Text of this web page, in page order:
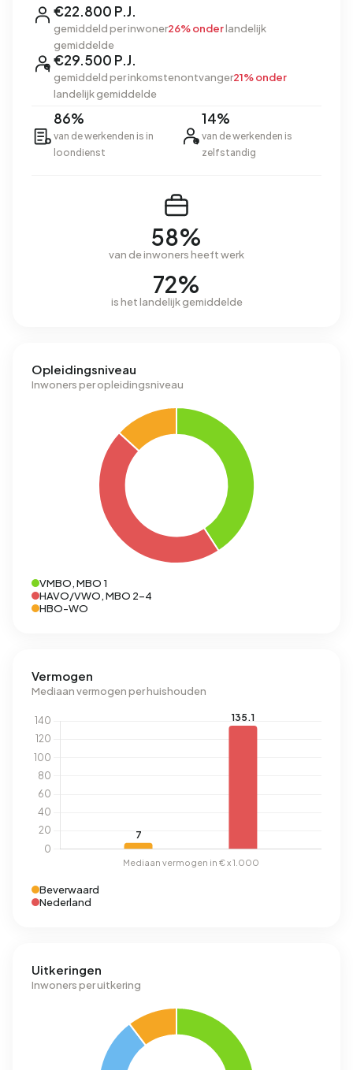
€22.800 P.J.
gemiddeld per inwoner26% onderlandelijk
gemiddelde
€29.500 P.J.
gemiddeld per inkomstenontvanger21% onder
landelijk gemiddelde
86%
van de werkenden is in
loondienst
14%
van de werkenden is
zelfstandig
58%
van de inwoners heeft werk
72%
is het landelijk gemiddelde
Opleidingsniveau
Inwoners per opleidingsniveau
VMBO, MBO 1
HAVO/VWO, MBO 2-4
HBO-WO
Vermogen
Mediaan vermogen per huishouden
Beverwaard
Nederland
Uitkeringen
Inwoners per uitkering